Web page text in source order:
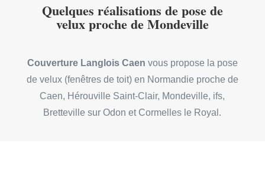
Quelques réalisations de pose de
velux proche de Mondeville
Couverture Langlois Caen vous propose la pose
de velux (fenêtres de toit) en Normandie proche de
Caen, Hérouville Saint-Clair, Mondeville, ifs,
Bretteville sur Odon et Cormelles le Royal.